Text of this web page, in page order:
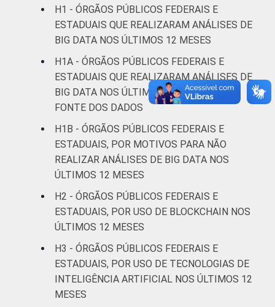
Pesquisa sobre o uso das tecnologias de
informação e comunicação no setor público
brasileiro - TIC Governo Eletrônico 2021.
H1 - ÓRGÃOS PÚBLICOS FEDERAIS E
ESTADUAIS QUE REALIZARAM ANÁLISES DE
BIG DATA NOS ÚLTIMOS 12 MESES
H1A - ÓRGÃOS PÚBLICOS FEDERAIS E
ESTADUAIS QUE REALIZARAM ANÁLISES DE
BIG DATA NOS ÚLTIMOS 12 MESES, POR
FONTE DOS DADOS
H1B - ÓRGÃOS PÚBLICOS FEDERAIS E
ESTADUAIS, POR MOTIVOS PARA NÃO
REALIZAR ANÁLISES DE BIG DATA NOS
ÚLTIMOS 12 MESES
H2 - ÓRGÃOS PÚBLICOS FEDERAIS E
ESTADUAIS, POR USO DE BLOCKCHAIN NOS
ÚLTIMOS 12 MESES
H3 - ÓRGÃOS PÚBLICOS FEDERAIS E
ESTADUAIS, POR USO DE TECNOLOGIAS DE
INTELIGÊNCIA ARTIFICIAL NOS ÚLTIMOS 12
MESES